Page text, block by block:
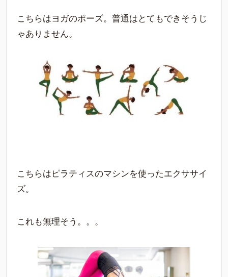
こちらはヨガのポーズ。普通はとてもできそうじ
ゃありません。
こちらはピラティスのマシンを使ったエクササイ
ズ。
これも無理そう。。。